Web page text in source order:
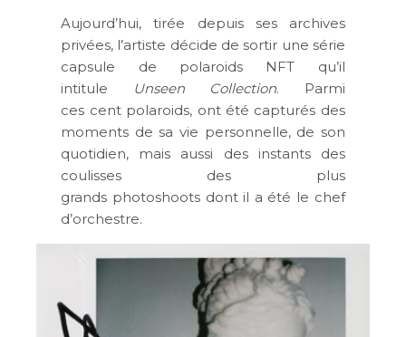
Aujourd’hui, tirée depuis ses archives
privées, l’artiste décide de sortir une série
capsule de polaroids NFT qu’il
intitule
Unseen Collection. Parmi
ces cent polaroids, ont été capturés des
moments de sa vie personnelle, de son
quotidien, mais aussi des instants des
coulisses des plus
grands photoshoots dont il a été le chef
d’orchestre.